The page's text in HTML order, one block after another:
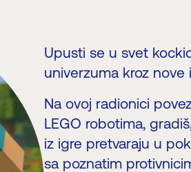
Upusti se u svet
univerzuma kroz nove
Na ovoj radionici
LEGO robotima,
iz igre pretvaraju u
sa poznatim